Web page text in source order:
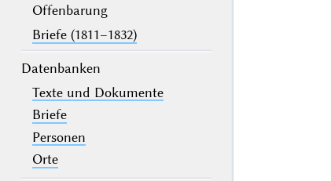
Offenbarung
Briefe (1811–1832)
Datenbanken
Texte und Dokumente
Briefe
Personen
Orte